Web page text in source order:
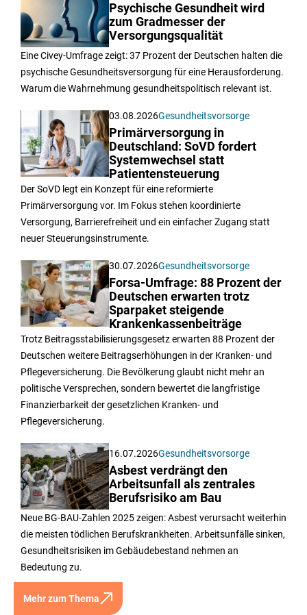
Psychische Gesundheit wird
zum Gradmesser der
Versorgungsqualität
Eine Civey-Umfrage zeigt: 37 Prozent der Deutschen halten die
psychische Gesundheitsversorgung für eine Herausforderung.
Warum die Wahrnehmung gesundheitspolitisch relevant ist.
03.08.2026Gesundheitsvorsorge
Primärversorgung in
Deutschland: SoVD fordert
Systemwechsel statt
Patientensteuerung
Der SoVD legt ein Konzept für eine reformierte
Primärversorgung vor. Im Fokus stehen koordinierte
Versorgung, Barrierefreiheit und ein einfacher Zugang statt
neuer Steuerungsinstrumente.
30.07.2026Gesundheitsvorsorge
Forsa-Umfrage: 88 Prozent der
Deutschen erwarten trotz
Sparpaket steigende
Krankenkassenbeiträge
Trotz Beitragsstabilisierungsgesetz erwarten 88 Prozent der
Deutschen weitere Beitragserhöhungen in der Kranken- und
Pflegeversicherung. Die Bevölkerung glaubt nicht mehr an
politische Versprechen, sondern bewertet die langfristige
Finanzierbarkeit der gesetzlichen Kranken- und
Pflegeversicherung.
16.07.2026Gesundheitsvorsorge
Asbest verdrängt den
Arbeitsunfall als zentrales
Berufsrisiko am Bau
Neue BG-BAU-Zahlen 2025 zeigen: Asbest verursacht weiterhin
die meisten tödlichen Berufskrankheiten. Arbeitsunfälle sinken,
Gesundheitsrisiken im Gebäudebestand nehmen an
Bedeutung zu.
Mehr zum Thema